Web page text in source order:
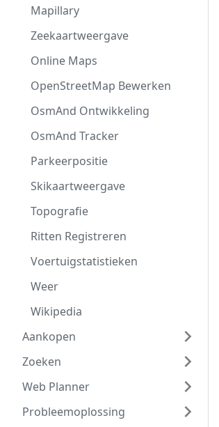
Mapillary
Zeekaartweergave
Online Maps
OpenStreetMap Bewerken
OsmAnd Ontwikkeling
OsmAnd Tracker
Parkeerpositie
Skikaartweergave
Topografie
Ritten Registreren
Voertuigstatistieken
Weer
Wikipedia
Aankopen
Zoeken
Web Planner
Probleemoplossing